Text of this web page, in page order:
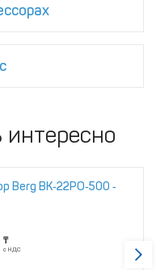
Berg ВК‑22РО‑500 ‑
₸
с НДС